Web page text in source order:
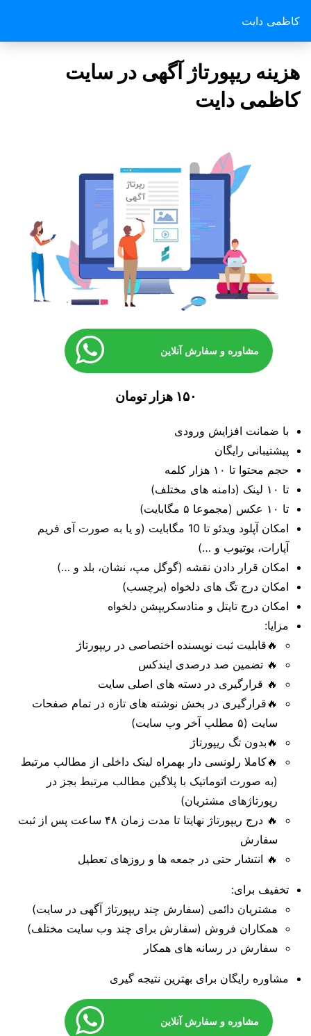
کاظمی دایت
هزینه ریپورتاژ آگهی در سایت
کاظمی دایت
مشاوره و سفارش آنلاین
۱۵۰ هزار تومان
با ضمانت افزایش ورودی
پیشتیبانی رایگان
حجم محتوا تا ۱۰ هزار کلمه
تا ۱۰ لینک (دامنه های مختلف)
تا ۱۰ عکس (مجموعا ۵ مگابایت)
امکان آپلود ویدئو تا 10 مگابایت (و یا به صورت آی فریم
آپارات، یوتیوب و …)
امکان قرار دادن نقشه (گوگل مپ، نشان، بلد و …)
امکان درج تگ های دلخواه (برچسب)
امکان درج تایتل و متادسکریپشن دلخواه
مزایا:
🔥قابلیت ثبت نویسنده اختصاصی در ریپورتاژ
🔥 تضمین صد درصدی ایندکس
🔥 قرارگیری در دسته های اصلی سایت
🔥قرارگیری در بخش نوشته های تازه در تمام صفحات
سایت (۵ مطلب آخر وب سایت)
🔥بدون تگ ریپورتاژ
🔥کاملا رلونسی دار بهمراه لینک داخلی از مطالب مرتبط
(به صورت اتوماتیک با پلاگین مطالب مرتبط بجز در
رپورتاژهای مشتریان)
🔥 درج ریپورتاژ نهایتا تا مدت زمان ۴۸ ساعت پس از ثبت
سفارش
🔥 انتشار حتی در جمعه ها و روزهای تعطیل
تخفیف برای:
مشتریان دائمی (سفارش چند ریپورتاژ آگهی در سایت)
همکاران فروش (سفارش برای چند وب سایت مختلف)
سفارش در رسانه های همکار
مشاوره رایگان برای بهترین نتیجه گیری
مشاوره و سفارش آنلاین